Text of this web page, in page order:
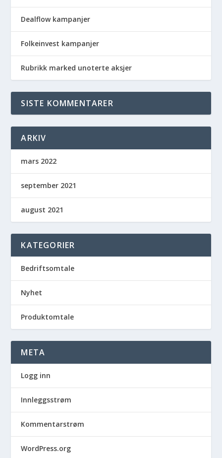
Dealflow kampanjer
Folkeinvest kampanjer
Rubrikk marked unoterte aksjer
SISTE KOMMENTARER
ARKIV
mars 2022
september 2021
august 2021
KATEGORIER
Bedriftsomtale
Nyhet
Produktomtale
META
Logg inn
Innleggsstrøm
Kommentarstrøm
WordPress.org